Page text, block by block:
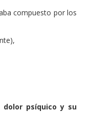
compuesto por los
psíquico y su